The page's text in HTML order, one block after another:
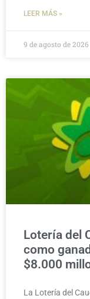
LEER MÁS »
9 de agosto de 2026
Lotería del
como
$8.000
La Lotería del